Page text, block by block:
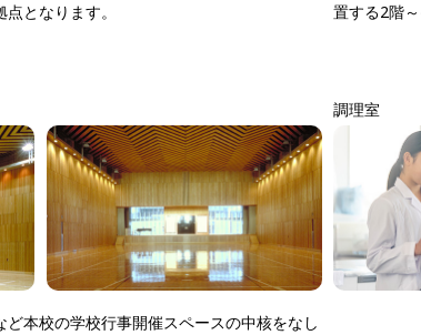
となります。
置する2階
本校の学校行事開催スペースの中核をなし
調理室